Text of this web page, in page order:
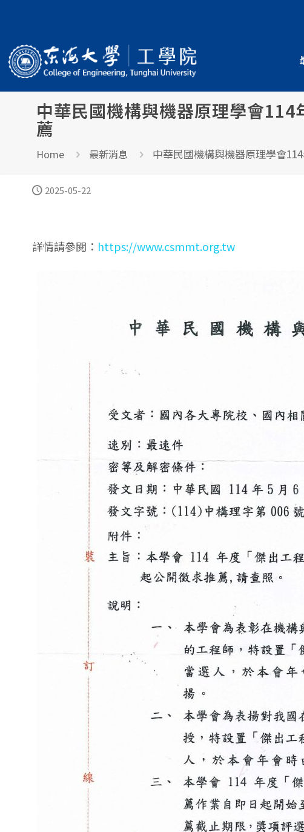
中華民國機構與機器原理學會
薦
Home 最新消息 中華民國機構與機器原理學會
2025-05-22
詳情請參閱： https://www.csmmt.org.tw